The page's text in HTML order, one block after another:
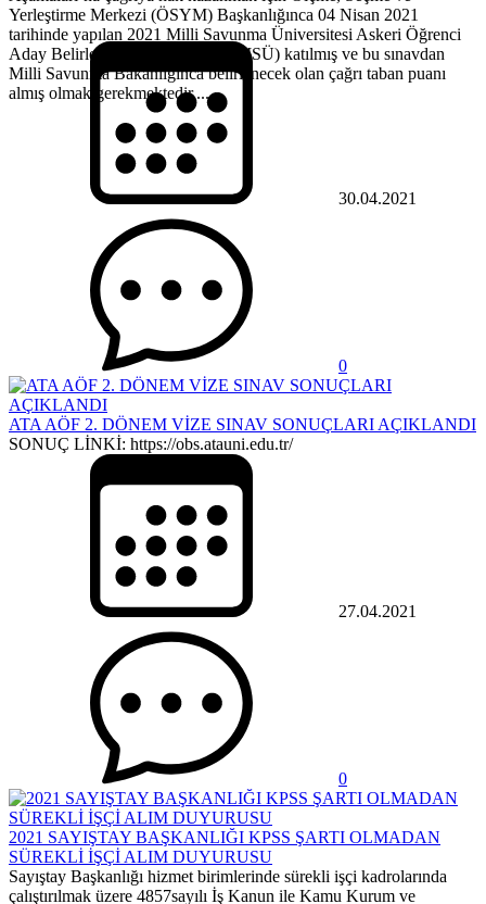
Yerleştirme Merkezi (ÖSYM) Başkanlığınca 04 Nisan 2021
tarihinde yapılan 2021 Milli Savunma Üniversitesi Askeri Öğrenci
Aday Belirleme Sınavı’na (2021-MSÜ) katılmış ve bu sınavdan
Milli Savunma Bakanlığınca belirlenecek olan çağrı taban puanı
almış olmak gerekmektedir....
30.04.2021
0
ATA AÖF 2. DÖNEM VİZE SINAV SONUÇLARI AÇIKLANDI
SONUÇ LİNKİ: https://obs.atauni.edu.tr/
27.04.2021
0
2021 SAYIŞTAY BAŞKANLIĞI KPSS ŞARTI OLMADAN
SÜREKLİ İŞÇİ ALIM DUYURUSU
Sayıştay Başkanlığı hizmet birimlerinde sürekli işçi kadrolarında
çalıştırılmak üzere 4857sayılı İş Kanun ile Kamu Kurum ve